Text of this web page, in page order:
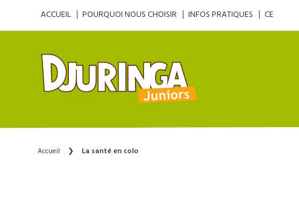
ACCUEIL POURQUOI NOUS CHOISIR INFOS PRATIQUES CE
Accueil ❯ La santé en colo